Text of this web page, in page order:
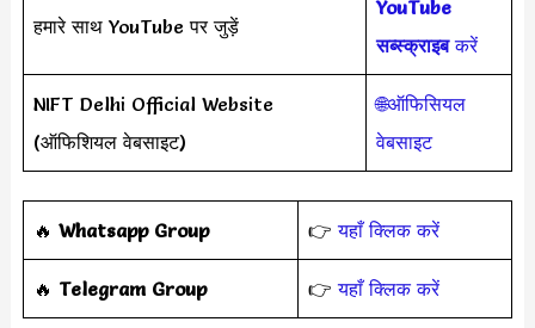
हमारे साथ YouTube पर जुड़ें
YouTube
सब्स्क्राइबकरें
NIFT Delhi Official Website
(ऑफिशियल वेबसाइट)
🌐ऑफिसियल
वेबसाइट
‎️‍🔥 Whatsapp Group 👉यहाँ क्लिक करें
‎️‍🔥 Telegram Group 👉यहाँ क्लिक करें